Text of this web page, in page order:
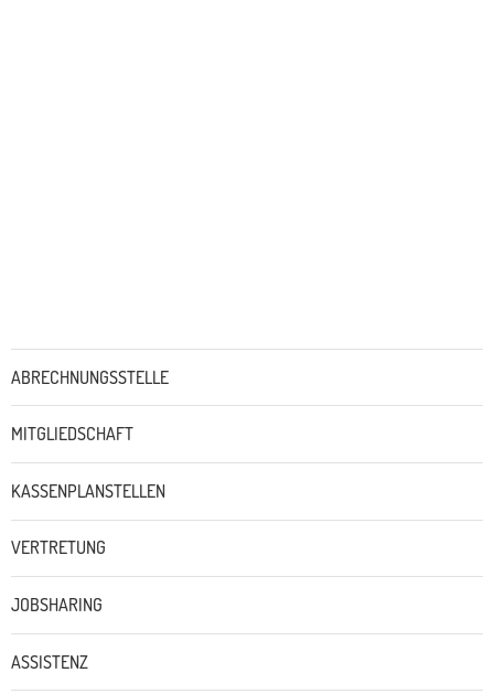
ABRECHNUNGSSTELLE
MITGLIEDSCHAFT
KASSENPLANSTELLEN
VERTRETUNG
JOBSHARING
ASSISTENZ